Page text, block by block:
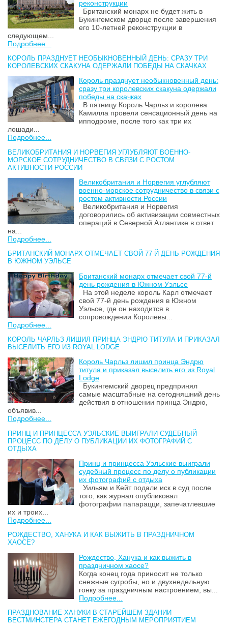
реконструкции
Британский монарх не будет жить в
Букингемском дворце после завершения
его 10-летней реконструкции в
следующем...
Подробнее...
КОРОЛЬ ПРАЗДНУЕТ НЕОБЫКНОВЕННЫЙ ДЕНЬ: СРАЗУ ТРИ
КОРОЛЕВСКИХ СКАКУНА ОДЕРЖАЛИ ПОБЕДЫ НА СКАЧКАХ
Король празднует необыкновенный день:
сразу три королевских скакуна одержали
победы на скачках
В пятницу Король Чарльз и королева
Камилла провели сенсационный день на
ипподроме, после того как три их
лошади...
Подробнее...
ВЕЛИКОБРИТАНИЯ И НОРВЕГИЯ УГЛУБЛЯЮТ ВОЕННО-
МОРСКОЕ СОТРУДНИЧЕСТВО В СВЯЗИ С РОСТОМ
АКТИВНОСТИ РОССИИ
Великобритания и Норвегия углубляют
военно-морское сотрудничество в связи с
ростом активности России
Великобритания и Норвегия
договорились об активизации совместных
операций в Северной Атлантике в ответ
на...
Подробнее...
БРИТАНСКИЙ МОНАРХ ОТМЕЧАЕТ СВОЙ 77-Й ДЕНЬ РОЖДЕНИЯ
В ЮЖНОМ УЭЛЬСЕ
Британский монарх отмечает свой 77-й
день рождения в Южном Уэльсе
На этой неделе король Карл отмечает
свой 77-й день рождения в Южном
Уэльсе, где он находится в
сопровождении Королевы...
Подробнее...
КОРОЛЬ ЧАРЛЬЗ ЛИШИЛ ПРИНЦА ЭНДРЮ ТИТУЛА И ПРИКАЗАЛ
ВЫСЕЛИТЬ ЕГО ИЗ ROYAL LODGE
Король Чарльз лишил принца Эндрю
титула и приказал выселить его из Royal
Lodge
Букингемский дворец предпринял
самые масштабные на сегодняшний день
действия в отношении принца Эндрю,
объявив...
Подробнее...
ПРИНЦ И ПРИНЦЕССА УЭЛЬСКИЕ ВЫИГРАЛИ СУДЕБНЫЙ
ПРОЦЕСС ПО ДЕЛУ О ПУБЛИКАЦИИ ИХ ФОТОГРАФИЙ С
ОТДЫХА
Принц и принцесса Уэльские выиграли
судебный процесс по делу о публикации
их фотографий с отдыха
Уильям и Кейт подали иск в суд после
того, как журнал опубликовал
фотографии папарацци, запечатлевшие
их и троих...
Подробнее...
РОЖДЕСТВО, ХАНУКА И КАК ВЫЖИТЬ В ПРАЗДНИЧНОМ
ХАОСЕ?
Рождество, Ханука и как выжить в
праздничном хаосе?
Когда конец года приносит не только
снежные сугробы, но и двухнедельную
гонку за праздничным настроением, вы...
Подробнее...
ПРАЗДНОВАНИЕ ХАНУКИ В СТАРЕЙШЕМ ЗДАНИИ
ВЕСТМИНСТЕРА СТАНЕТ ЕЖЕГОДНЫМ МЕРОПРИЯТИЕМ